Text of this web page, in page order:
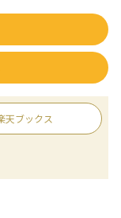
天ブックス